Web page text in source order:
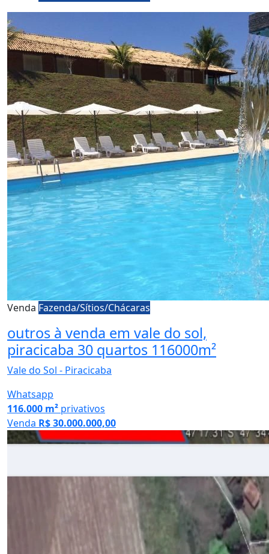
Venda Fazenda/Sítios/Chácaras
outros à venda em vale do sol,
piracicaba 30 quartos 116000m²
Vale do Sol - Piracicaba
Whatsapp
116.000 m² privativos
Venda R$ 30.000.000,00